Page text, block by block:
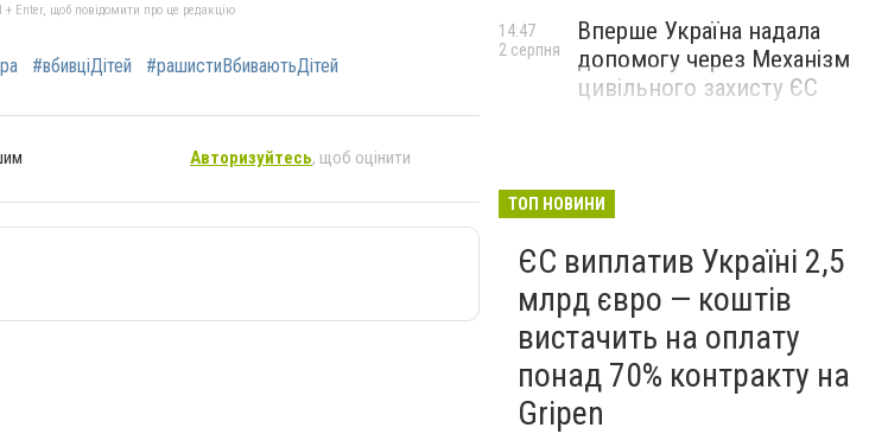
+ Enter, щоб повідомити про це редакцію
#вбивціДітей #рашистиВбиваютьДітей
Авторизуйтесь, щоб оцінити
Вперше Україна надала
допомогу через Механізм
цивільного захисту ЄС
14:47
2 серпня
ТОП НОВИНИ
ЄС виплатив Україні 2,5
млрд євро — коштів
вистачить на оплату
понад 70% контракту на
Gripen